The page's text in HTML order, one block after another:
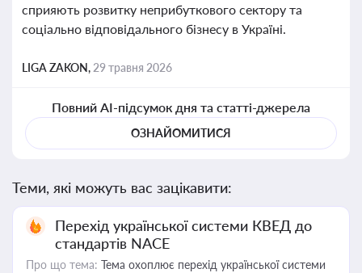
сприяють розвитку неприбуткового сектору та
соціально відповідального бізнесу в Україні.
LIGA ZAKON, 29 травня 2026
Повний AI-підсумок дня та статті-джерела
ОЗНАЙОМИТИСЯ
Теми, які можуть вас зацікавити:
Перехід української системи КВЕД до
стандартів NACE
Про що тема: Тема охоплює перехід української системи